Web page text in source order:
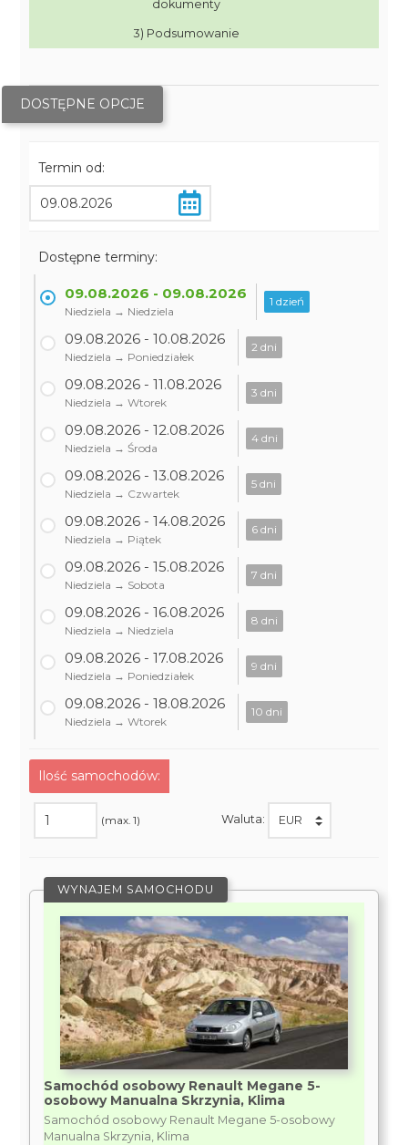
dokumenty
3) Podsumowanie
DOSTĘPNE OPCJE
Termin od:
Dostępne terminy:
09.08.2026 - 09.08.2026
Niedziela → Niedziela
1 dzień
09.08.2026 - 10.08.2026
Niedziela → Poniedziałek
2 dni
09.08.2026 - 11.08.2026
Niedziela → Wtorek
3 dni
09.08.2026 - 12.08.2026
Niedziela → Środa
4 dni
09.08.2026 - 13.08.2026
Niedziela → Czwartek
5 dni
09.08.2026 - 14.08.2026
Niedziela → Piątek
6 dni
09.08.2026 - 15.08.2026
Niedziela → Sobota
7 dni
09.08.2026 - 16.08.2026
Niedziela → Niedziela
8 dni
09.08.2026 - 17.08.2026
Niedziela → Poniedziałek
9 dni
09.08.2026 - 18.08.2026
Niedziela → Wtorek
10 dni
Ilość samochodów:
(max. 1) Waluta:
WYNAJEM SAMOCHODU
Samochód osobowy Renault Megane 5-
osobowy Manualna Skrzynia, Klima
Samochód osobowy Renault Megane 5-osobowy
Manualna Skrzynia, Klima